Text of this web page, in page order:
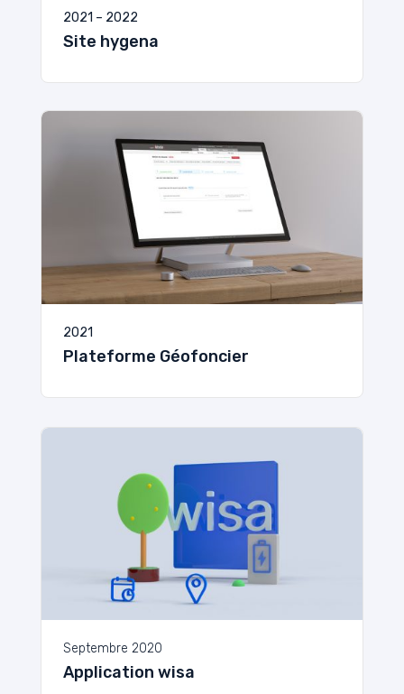
2021 – 2022
Site hygena
2021
Plateforme Géofoncier
Septembre 2020
Application wisa